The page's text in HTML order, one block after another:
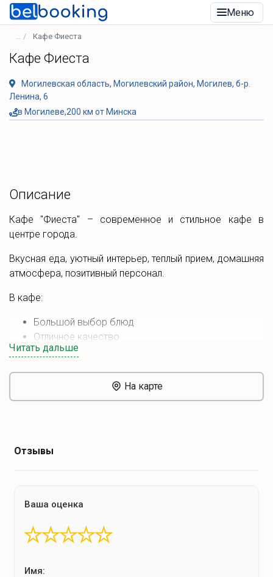
Меню
Кафе Фиеста
Кафе Фиеста
Могилевская область, Могилевский район, Могилев, б-р.
Ленина, 6
в Могилеве,200 км от Минска
Описание
Кафе "Фиеста" – современное и стильное кафе в
центре города.
Вкусная еда, уютный интерьер, теплый прием, домашняя
атмосфера, позитивный персонал.
В кафе:
Большой выбор блюд
Отличное качество
Доступные цены
Читать дальше
На карте
Отзывы
Ваша оценка
★
★
★
★
★
Имя: